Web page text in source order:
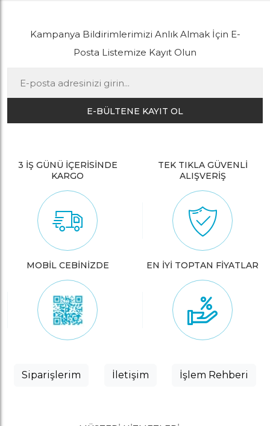
Kampanya Bildirimlerimizi Anlık Almak İçin E-
Posta Listemize Kayıt Olun
E-BÜLTENE KAYIT OL
3 İŞ GÜNÜ İÇERİSİNDE
KARGO
TEK TIKLA GÜVENLİ
ALIŞVERİŞ
MOBİL CEBİNİZDE EN İYİ TOPTAN FİYATLAR
Siparişlerim İletişim İşlem Rehberi